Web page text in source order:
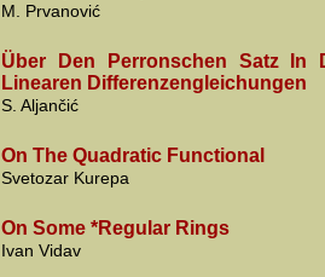
M. Prvanović
Über Den Perronschen Satz In
Linearen Differenzengleichungen
S. Aljančić
On The Quadratic Functional
Svetozar Kurepa
On Some *Regular Rings
Ivan Vidav